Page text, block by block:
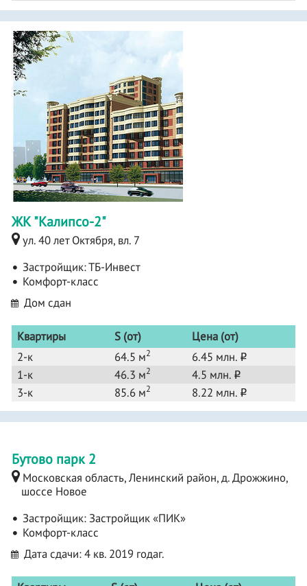
ЖК "Калипсо-2"
ул. 40 лет Октября, вл. 7
Застройщик:ТБ-Инвест
Комфорт-класс
Дом сдан
Квартиры S (от)
Цена (от)
2-к
64.5 м2 6.45 млн. o
1-к 46.3 м2 4.5 млн. o
3-к 85.6 м2 8.22 млн. o
Бутово парк 2
Московская область, Ленинский район, д. Дрожжино,
шоссе Новое
Застройщик:Застройщик «ПИК»
Комфорт-класс
Дата сдачи: 4 кв. 2019 годаг.